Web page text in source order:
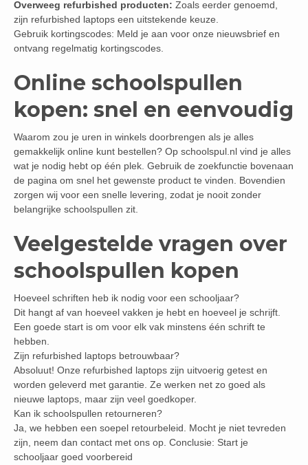
Overweeg refurbished producten: Zoals eerder genoemd,
zijn refurbished laptops een uitstekende keuze.
Gebruik kortingscodes: Meld je aan voor onze nieuwsbrief en
ontvang regelmatig kortingscodes.
Online schoolspullen
kopen: snel en eenvoudig
Waarom zou je uren in winkels doorbrengen als je alles
gemakkelijk online kunt bestellen? Op schoolspul.nl vind je alles
wat je nodig hebt op één plek. Gebruik de zoekfunctie bovenaan
de pagina om snel het gewenste product te vinden. Bovendien
zorgen wij voor een snelle levering, zodat je nooit zonder
belangrijke schoolspullen zit.
Veelgestelde vragen over
schoolspullen kopen
Hoeveel schriften heb ik nodig voor een schooljaar?
Dit hangt af van hoeveel vakken je hebt en hoeveel je schrijft.
Een goede start is om voor elk vak minstens één schrift te
hebben.
Zijn refurbished laptops betrouwbaar?
Absoluut! Onze refurbished laptops zijn uitvoerig getest en
worden geleverd met garantie. Ze werken net zo goed als
nieuwe laptops, maar zijn veel goedkoper.
Kan ik schoolspullen retourneren?
Ja, we hebben een soepel retourbeleid. Mocht je niet tevreden
zijn, neem dan contact met ons op. Conclusie: Start je
schooljaar goed voorbereid